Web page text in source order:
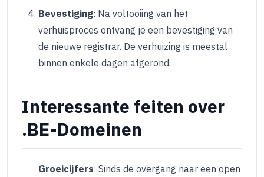
Bevestiging: Na voltooiing van het
verhuisproces ontvang je een bevestiging van
de nieuwe registrar. De verhuizing is meestal
binnen enkele dagen afgerond.
Interessante feiten over
.BE-Domeinen
Groeicijfers: Sinds de overgang naar een open